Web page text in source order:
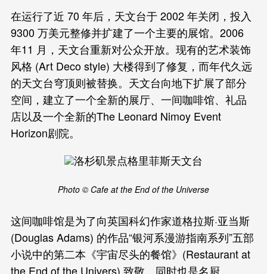
在运行了近 70 年后，天文台于 2002 年关闭，投入
9300 万美元整修并扩建了一个主要的展馆。2006
年11 月，天文台重新对公众开放。现有的艺术装饰
风格 (Art Deco style) 大楼得到了修复，而年代久远
的天文台穹顶则被替换。天文台向地下扩展了部分
空间，建立了一个全新的展厅、一间咖啡馆、礼品
店以及一个全新的The Leonard Nimoy Event
Horizon剧院。
Photo © Cafe at the End of the Universe
这间咖啡馆是为了向英国科幻作家道格拉斯·亚当斯
(Douglas Adams) 的作品“银河系漫游指南系列”五部
小说中的第二本《宇宙尽头的餐馆》(Restaurant at
the End of the Univers) 致敬，同时也是名厨